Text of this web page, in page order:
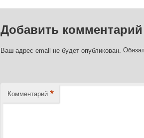
Добавить комментарий
Ваш адрес email не будет опубликован.
Комментарий *